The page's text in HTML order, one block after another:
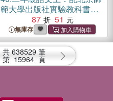
範大學出版社實驗教科書：
成功訓練計劃（簡體書）
87 51
無庫存
共 638529 筆
第 15964 頁